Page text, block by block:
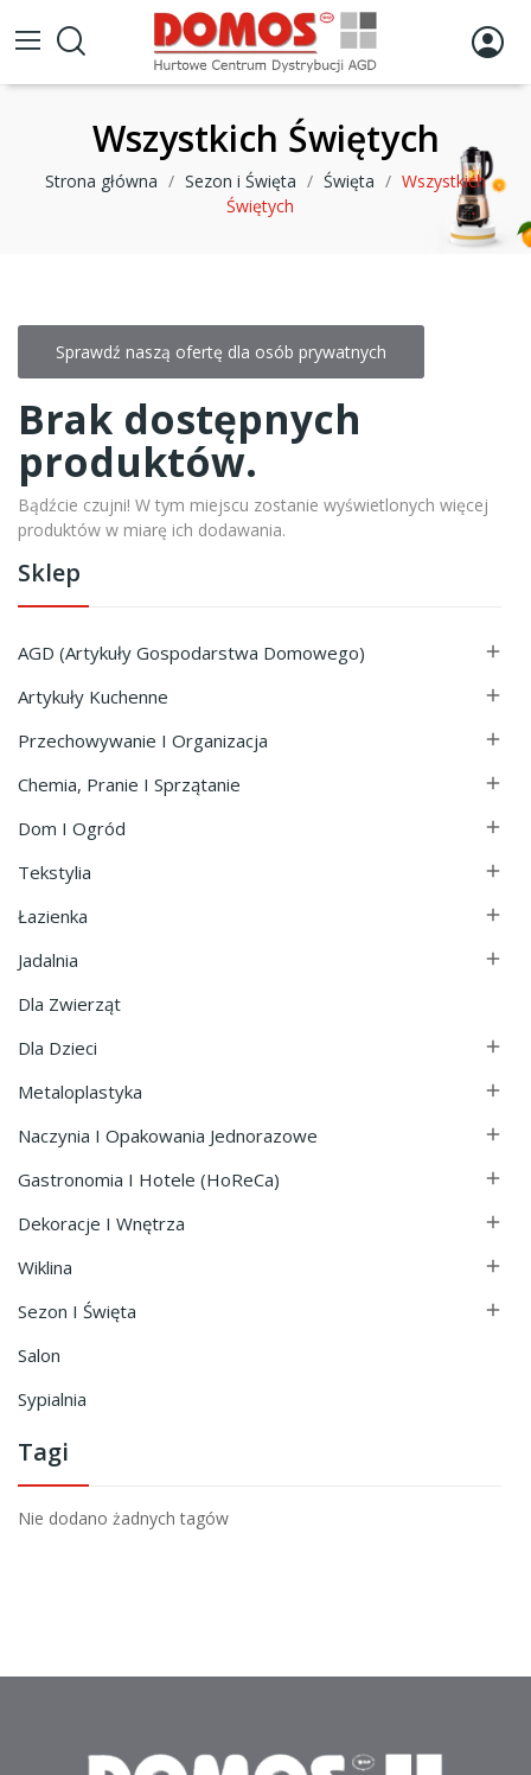
Wszystkich Świętych
Strona główna Sezon i Święta Święta
Wszystkich
Świętych
Sklep
AGD (Artykuły Gospodarstwa Domowego) 
Artykuły Kuchenne 
Przechowywanie I Organizacja 
Chemia, Pranie I Sprzątanie 
Dom I Ogród 
Tekstylia 
Łazienka 
Jadalnia 
Dla Zwierząt
Dla Dzieci

Metaloplastyka 
Naczynia I Opakowania Jednorazowe 
Gastronomia I Hotele (HoReCa) 
Dekoracje I Wnętrza 
Wiklina 
Sezon I Święta 
Salon
Sypialnia
Tagi
Nie dodano żadnych tagów
Sprawdź naszą ofertę dla osób prywatnych
Brak dostępnych
produktów.
Bądźcie czujni! W tym miejscu zostanie wyświetlonych więcej
produktów w miarę ich dodawania.